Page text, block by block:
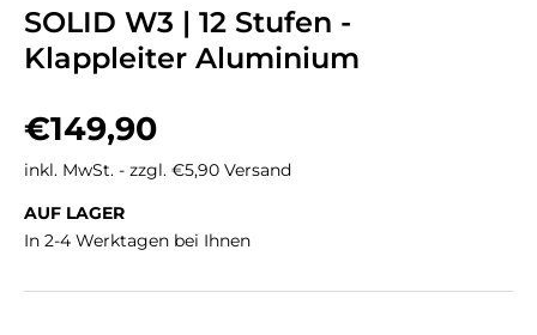
SOLID W3 | 12 Stufen -
Klappleiter Aluminium
Normaler Preis
€149,90
inkl. MwSt. - zzgl. €5,90 Versand
AUF LAGER
In 2-4 Werktagen bei Ihnen